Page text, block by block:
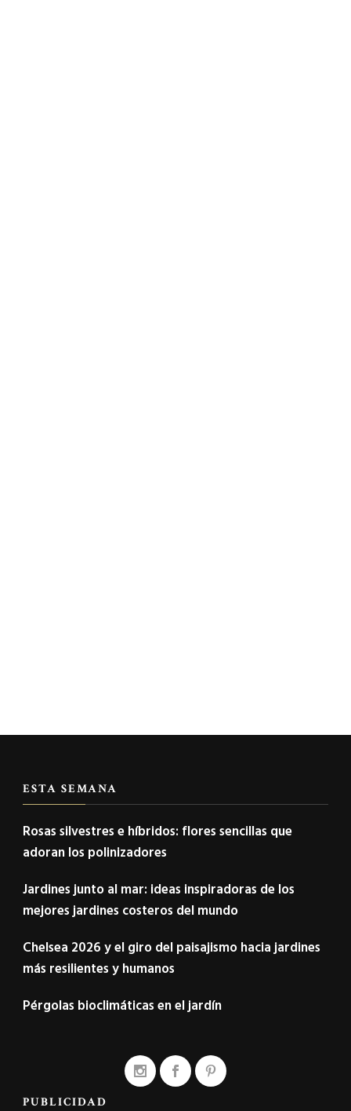
ESTA SEMANA
Rosas silvestres e híbridos: flores sencillas que
adoran los polinizadores
Jardines junto al mar: ideas inspiradoras de los
mejores jardines costeros del mundo
Chelsea 2026 y el giro del paisajismo hacia jardines
más resilientes y humanos
Pérgolas bioclimáticas en el jardín
PUBLICIDAD